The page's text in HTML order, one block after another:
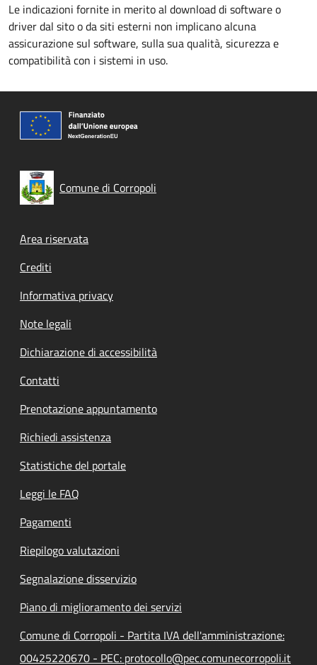
Le indicazioni fornite in merito al download di software o
driver dal sito o da siti esterni non implicano alcuna
assicurazione sul software, sulla sua qualità, sicurezza e
compatibilità con i sistemi in uso.
Comune di Corropoli
Footer menu
Area riservata
Crediti
Informativa privacy
Note legali
Dichiarazione di accessibilità
Contatti
Prenotazione appuntamento
Richiedi assistenza
Statistiche del portale
Leggi le FAQ
Pagamenti
Riepilogo valutazioni
Segnalazione disservizio
Piano di miglioramento dei servizi
Comune di Corropoli - Partita IVA dell'amministrazione:
00425220670 - PEC: protocollo@pec.comunecorropoli.it